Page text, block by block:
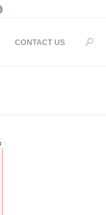
CONTACT US